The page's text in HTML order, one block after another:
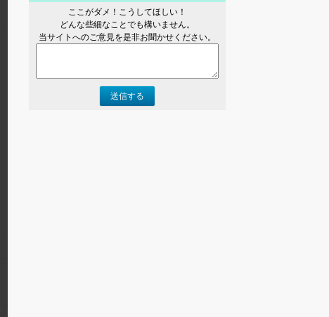
ここがダメ！こうしてほしい！
どんな些細なことでも構いません。
当サイトへのご意見を是非お聞かせください。
送信する